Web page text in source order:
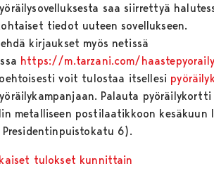
saa siirrettyä
tiedot uuteen sovellukseen.
kirjaukset myös netissä
https://m.tarzani.com/haastepyoraily
voit tulostaa itsellesi
Palauta
metalliseen postilaatikkoon kesäkuun
Presidentinpuistokatu 6).
tulokset kunnittain